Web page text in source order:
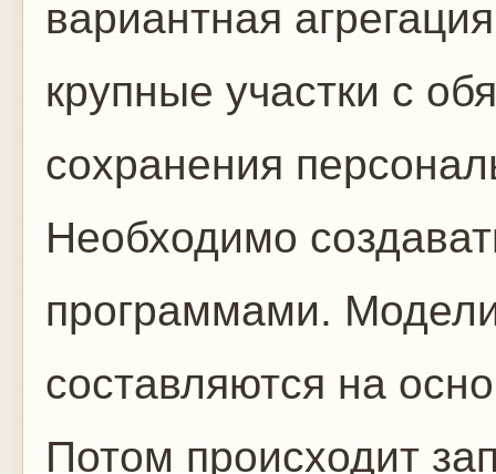
вариантная
крупные участки с
сохранения
Необходимо
программами.
составляются на
Потом происходит